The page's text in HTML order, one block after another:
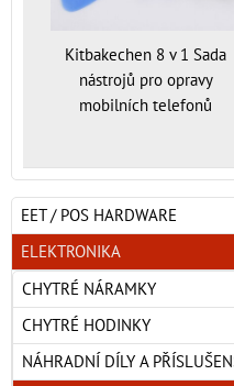
Kitbakechen 8 v 1 Sada
nástrojů pro opravy
mobilních telefonů
EET / POS HARDWARE
ELEKTRONIKA
CHYTRÉ NÁRAMKY
CHYTRÉ HODINKY
NÁHRADNÍ DÍLY A